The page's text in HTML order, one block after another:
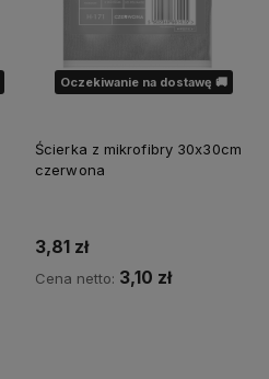
Oczekiwanie na dostawę 🚚
Ścierka z mikrofibry 30x30cm
czerwona
3,81 zł
Cena netto: 3,10 zł